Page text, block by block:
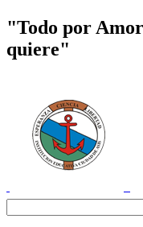
"Todo por
quiere"